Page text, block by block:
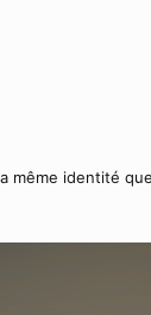
même identité